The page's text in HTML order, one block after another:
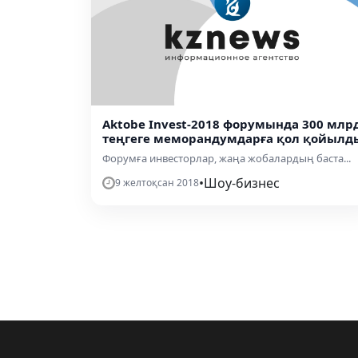
Aktobe Invest-2018 форумында 300
теңгеге меморандумдарға қол
Форумға инвесторлар, жаңа жобалардың баста...
9 желтоқсан 2018•Шоу-бизнес